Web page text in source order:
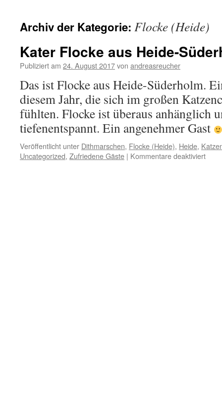
Archiv der Kategorie: Flocke (Heide)
Kater Flocke aus Heide-
Publiziert am 24. August 2017von andreasreucher
Das ist Flocke aus Heide-Süderholm.
diesem Jahr, die sich im großen
fühlten. Flocke ist überaus anhänglich
tiefenentspannt. Ein angenehmer Gast
Veröffentlicht unter Dithmarschen, Flocke (Heide), Heide,
Uncategorized, Zufriedene Gäste | Kommentare deaktiviertfür